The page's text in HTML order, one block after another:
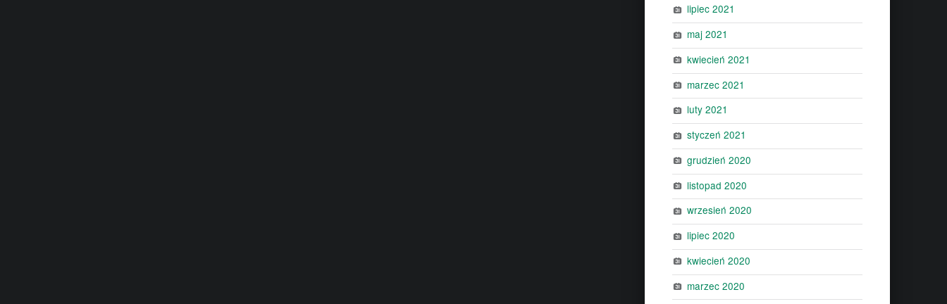
lipiec 2021
maj 2021
kwiecień 2021
marzec 2021
luty 2021
styczeń 2021
grudzień 2020
listopad 2020
wrzesień 2020
lipiec 2020
kwiecień 2020
marzec 2020